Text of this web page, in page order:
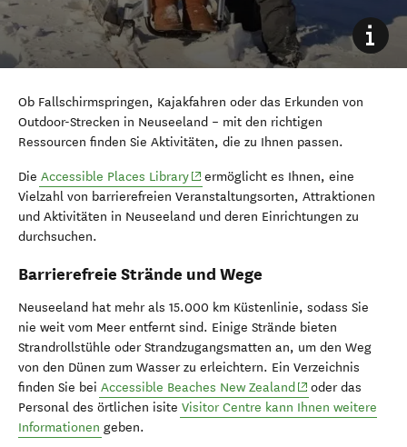
Ob Fallschirmspringen, Kajakfahren oder das Erkunden von
Outdoor-Strecken in Neuseeland – mit den richtigen
Ressourcen finden Sie Aktivitäten, die zu Ihnen passen.
Die Accessible Places Library(opens in new window)
ermöglicht es Ihnen, eine
Vielzahl von barrierefreien Veranstaltungsorten, Attraktionen
und Aktivitäten in Neuseeland und deren Einrichtungen zu
durchsuchen.
Barrierefreie Strände und Wege
Neuseeland hat mehr als 15.000 km Küstenlinie, sodass Sie
nie weit vom Meer entfernt sind. Einige Strände bieten
Strandrollstühle oder Strandzugangsmatten an, um den Weg
von den Dünen zum Wasser zu erleichtern. Ein Verzeichnis
finden Sie bei Accessible Beaches New Zealand(opens in new
oder das
Personal des örtlichen isite Visitor Centre kann Ihnen weitere
Informationen geben.